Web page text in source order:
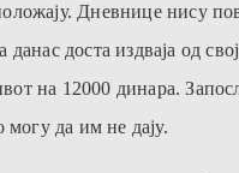
Дневнице нису
доста издваја од
на 12000 динара.
могу да им не дају.